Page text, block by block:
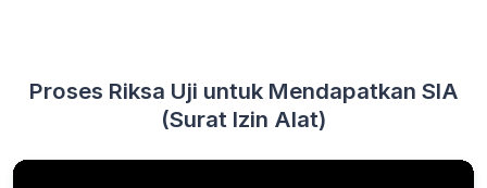
Proses Riksa Uji untuk Mendapatkan SIA
(Surat Izin Alat)